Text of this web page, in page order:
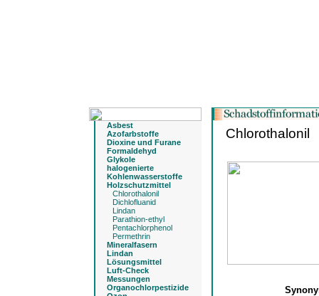
Asbest
Azofarbstoffe
Dioxine und Furane
Formaldehyd
Glykole
halogenierte
Kohlenwasserstoffe
Holzschutzmittel
Chlorothalonil
Dichlofluanid
Lindan
Parathion-ethyl
Pentachlorphenol
Permethrin
Mineralfasern
Lindan
Lösungsmittel
Luft-Check
Messungen
Organochlorpestizide
Chlorothalonil